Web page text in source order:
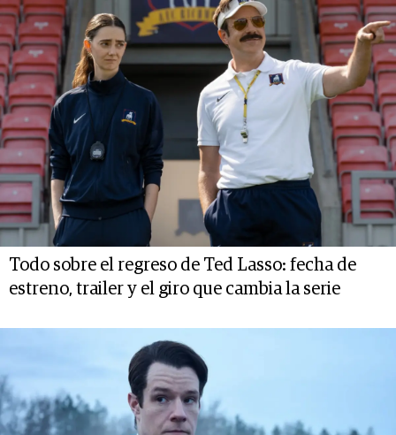
Todo sobre el regreso de Ted Lasso: fecha de
estreno, trailer y el giro que cambia la serie